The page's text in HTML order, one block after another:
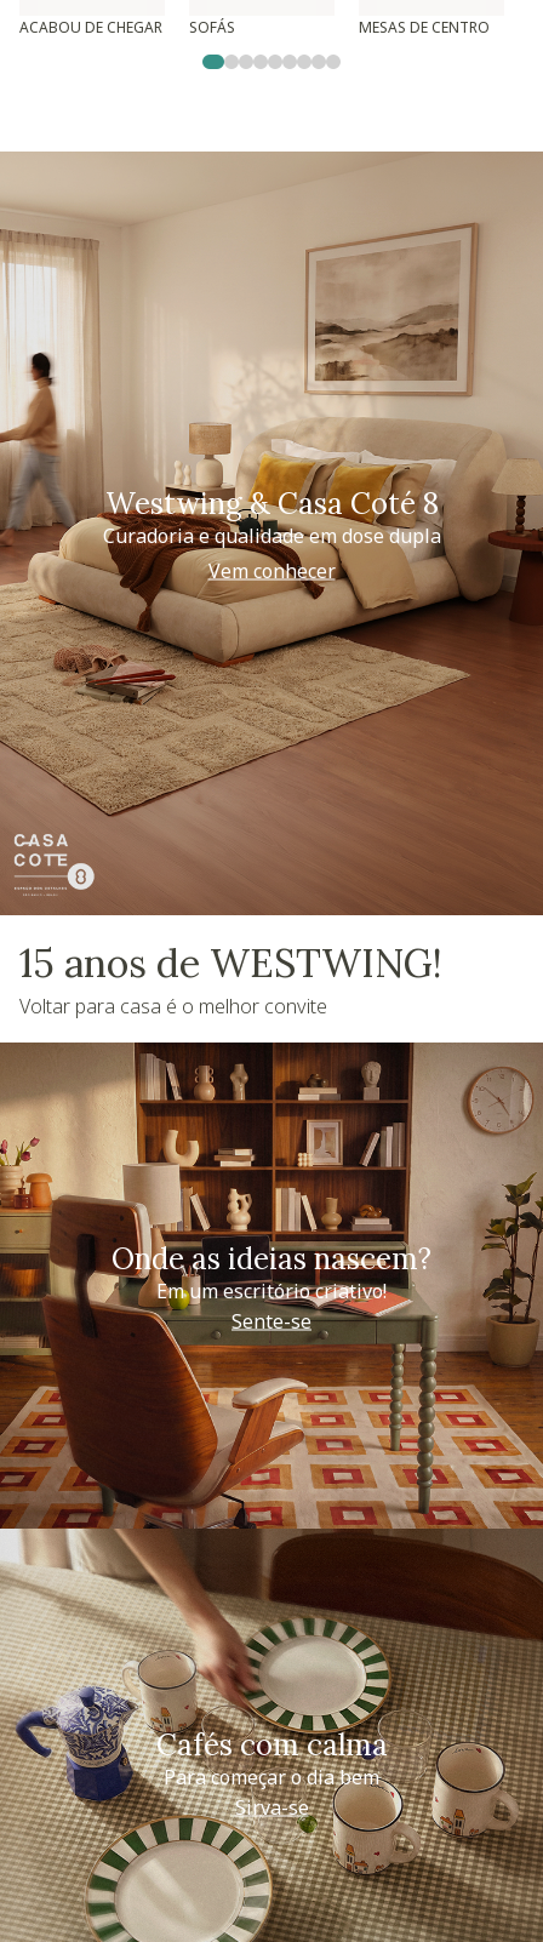
ACABOU DE CHEGAR SOFÁS MESAS DE CENTRO
Westwing & Casa Coté 8
Curadoria e qualidade em dose dupla
Vem conhecer
15 anos de WESTWING!
Voltar para casa é o melhor convite
Onde as ideias nascem?
Em um escritório criativo!
Sente-se
Cafés com calma
Para começar o dia bem
Sirva-se